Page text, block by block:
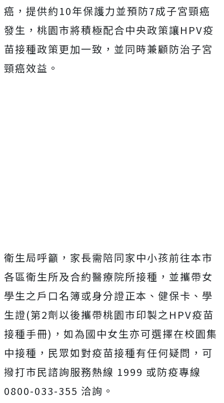
癌，提供約10年保護力並預防7成子宮頸癌
發生，桃園市將積極配合中央政策讓HPV疫
苗接種政策更加一致，並同時兼顧防治子宮
頸癌效益。
衛生局呼籲，家長需陪同家中小孩前往本市
各區衛生所及合約醫療院所接種，並攜帶女
學生之戶口名簿或身分證正本、健保卡、學
生證(第2劑以後攜帶桃園市印製之HPV疫苗
接種手冊)，如為國中女生亦可選擇在校園集
中接種，民眾如對疫苗接種有任何疑問，可
撥打市民諮詢服務熱線 1999 或防疫專線
0800-033-355 洽詢。